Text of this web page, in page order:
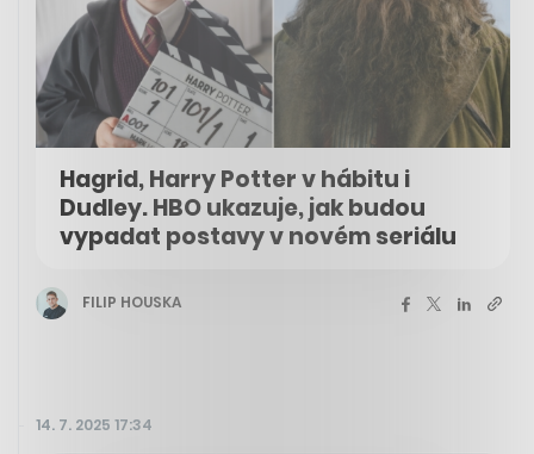
Hagrid, Harry Potter v hábitu i
Dudley. HBO ukazuje, jak budou
vypadat postavy v novém seriálu
FILIP HOUSKA
14. 7. 2025 17:34